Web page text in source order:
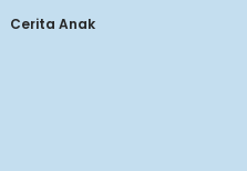
Cerita Anak